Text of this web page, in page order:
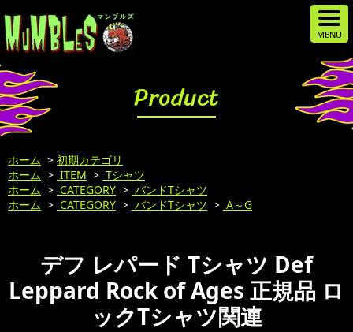
Product
ホーム > 初期カテゴリ
ホーム > ITEM > Tシャツ
ホーム > CATEGORY > バンドTシャツ
ホーム > CATEGORY > バンドTシャツ > A～G
デフ レパード Tシャツ Def
Leppard Rock of Ages 正規品 ロ
ックTシャツ関連